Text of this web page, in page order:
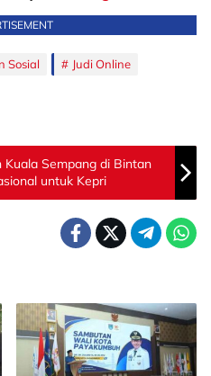
Sosial
Judi Online
Kuala Sempang di Bintan
untuk Kepri